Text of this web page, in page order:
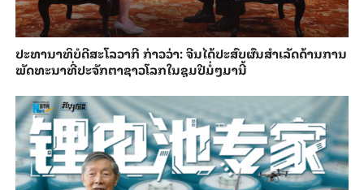
ປະ​ທາ​ນາ​ທິ​ບໍ​ດີ​ສະ​ໂລ​ວາ​ກີ ກ່າວ​ວ່າ: ຈີນ​ໄດ້​ປະ​ສົບ​ຜົ​ນ​ສຳ​ເລັດ​ດ້ານ​ການ​
ພັດ​ທະ​ນາ​ທີ່​ປະ​ຈັກ​ຕາ​ຊາວ​ໂລກ​ໃນ​ຊຸມ​ປີ​ມໍ່ໆ​ມາ​ນີ້